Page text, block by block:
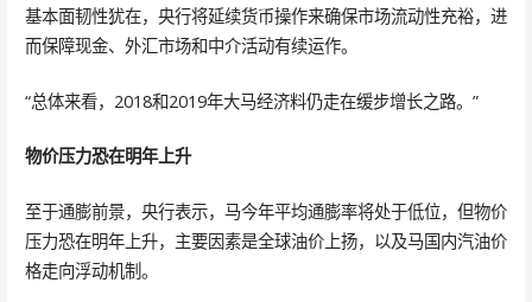
基本面韧性犹在，央行将延续货币操作来确保市场流动性充裕，进
而保障现金、外汇市场和中介活动有续运作。
“总体来看，2018和2019年大马经济料仍走在缓步增长之路。”
物价压力恐在明年上升
至于通膨前景，央行表示，马今年平均通膨率将处于低位，但物价
压力恐在明年上升，主要因素是全球油价上扬，以及马国内汽油价
格走向浮动机制。